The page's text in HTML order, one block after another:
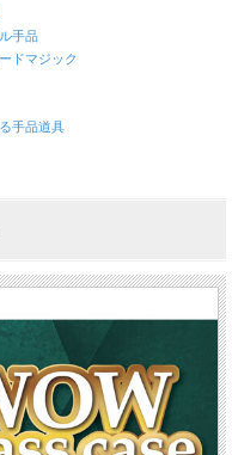
手品
ドマジック
手品道具